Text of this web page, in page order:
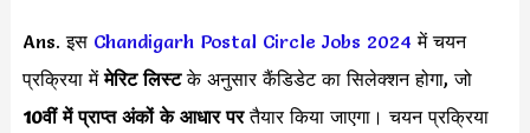
Ans. इस Chandigarh Postal Circle Jobs 2024 में चयन
प्रक्रिया मेंमेरिट लिस्टके अनुसार कैंडिडेट का सिलेक्शन होगा, जो
10वीं में प्राप्त अंकों के आधार परतैयार किया जाएगा। चयन प्रक्रिया